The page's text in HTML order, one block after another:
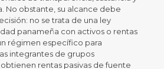
No obstante, su alcance debe
no se trata de una ley
panameña con activos o rentas
régimen específico para
integrantes de grupos
rentas pasivas de fuente